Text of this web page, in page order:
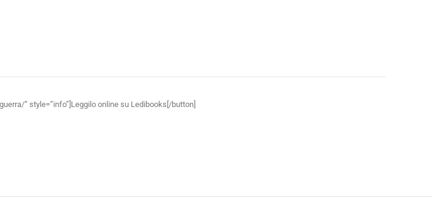
” style=”info”]Leggilo online su Ledibooks[/button]